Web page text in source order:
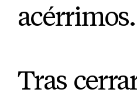
acérrimos.
Tras